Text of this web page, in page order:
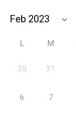
L M
30 31
6 7